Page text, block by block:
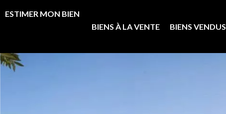
BIENS À LA VENTE BIENS VENDUS
ESTIMER MON BIEN